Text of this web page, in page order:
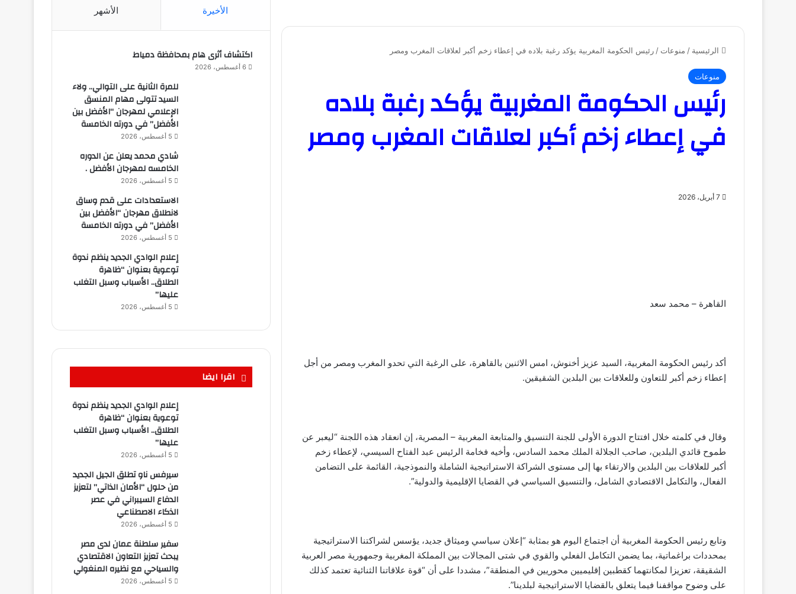
الرئيسية / منوعات / رئيس الحكومة المغربية يؤكد رغبة بلاده في إعطاء زخم أكبر لعلاقات المغرب ومصر
منوعات
رئيس الحكومة المغربية يؤكد رغبة بلاده
في إعطاء زخم أكبر لعلاقات المغرب ومصر
7 أبريل، 2026
القاهرة – محمد سعد
أكد رئيس الحكومة المغربية، السيد عزيز أخنوش، امس الاثنين بالقاهرة، على الرغبة التي تحدو المغرب ومصر من أجل
إعطاء زخم أكبر للتعاون وللعلاقات بين البلدين الشقيقين.
وقال في كلمته خلال افتتاح الدورة الأولى للجنة التنسيق والمتابعة المغربية – المصرية، إن انعقاد هذه اللجنة “ليعبر عن
طموح قائدي البلدين، صاحب الجلالة الملك محمد السادس، وأخيه فخامة الرئيس عبد الفتاح السيسي، لإعطاء زخم
أكبر للعلاقات بين البلدين والارتقاء بها إلى مستوى الشراكة الاستراتيجية الشاملة والنموذجية، القائمة على التضامن
الفعال، والتكامل الاقتصادي الشامل، والتنسيق السياسي في القضايا الإقليمية والدولية”.
وتابع رئيس الحكومة المغربية أن اجتماع اليوم هو بمثابة “إعلان سياسي وميثاق جديد، يؤسس لشراكتنا الاستراتيجية
بمحددات براغماتية، بما يضمن التكامل الفعلي والقوي في شتى المجالات بين المملكة المغربية وجمهورية مصر العربية
الشقيقة، تعزيزا لمكانتهما كقطبين إقليميين محوريين في المنطقة”، مشددا على أن “قوة علاقاتنا الثنائية تعتمد كذلك
على وضوح مواقفنا فيما يتعلق بالقضايا الاستراتيجية لبلدينا”.
الأخيرة الأشهر
اكتشاف أثرى هام بمحافظة دمياط
6 أغسطس، 2026
للمرة الثانية على التوالي.. ولاء
السيد تتولى مهام المنسق
الإعلامي لمهرجان “الأفضل بين
الأفضل” في دورته الخامسة
5 أغسطس، 2026
شادي محمد يعلن عن الدوره
الخامسه لمهرجان الأفضل .
5 أغسطس، 2026
الاستعدادات على قدم وساق
لانطلاق مهرجان “الأفضل بين
الأفضل” في دورته الخامسة
5 أغسطس، 2026
إعلام الوادي الجديد ينظم ندوة
توعوية بعنوان “ظاهرة
الطلاق.. الأسباب وسبل التغلب
عليها”
5 أغسطس، 2026
اقرا ايضا
إعلام الوادي الجديد ينظم ندوة
توعوية بعنوان “ظاهرة
الطلاق.. الأسباب وسبل التغلب
عليها”
5 أغسطس، 2026
سيرفس ناو تطلق الجيل الجديد
من حلول “الأمان الذاتي” لتعزيز
الدفاع السيبراني في عصر
الذكاء الاصطناعي
5 أغسطس، 2026
سفير سلطنة عمان لدى مصر
يبحث تعزيز التعاون الاقتصادي
والسياحي مع نظيره المنغولي
5 أغسطس، 2026